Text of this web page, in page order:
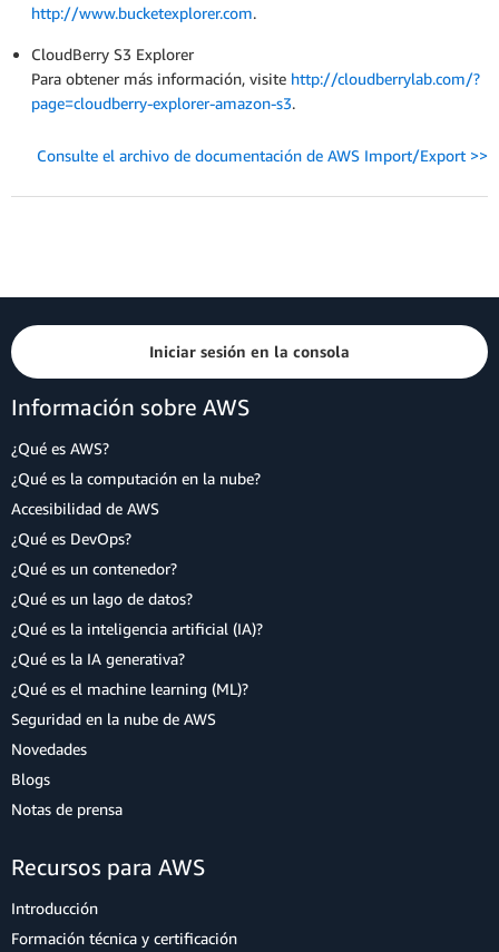
http://www.bucketexplorer.com.
CloudBerry S3 Explorer
Para obtener más información, visite http://cloudberrylab.com/?
page=cloudberry-explorer-amazon-s3.
Consulte el archivo de documentación de AWS Import/Export >>
Iniciar sesión en la consola
Información sobre AWS
¿Qué es AWS?
¿Qué es la computación en la nube?
Accesibilidad de AWS
¿Qué es DevOps?
¿Qué es un contenedor?
¿Qué es un lago de datos?
¿Qué es la inteligencia artificial (IA)?
¿Qué es la IA generativa?
¿Qué es el machine learning (ML)?
Seguridad en la nube de AWS
Novedades
Blogs
Notas de prensa
Recursos para AWS
Introducción
Formación técnica y certificación